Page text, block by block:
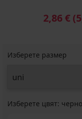
2,86 €
Изберете размер
Изберете цвят: черно